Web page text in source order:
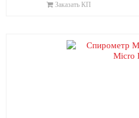
Заказать КП